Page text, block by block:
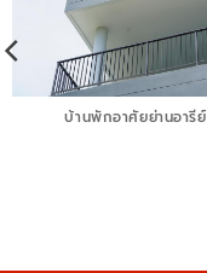
บ้านพักอาศัยย่านอารีย์